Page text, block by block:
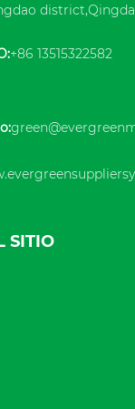
+86 13515322582
SITIO